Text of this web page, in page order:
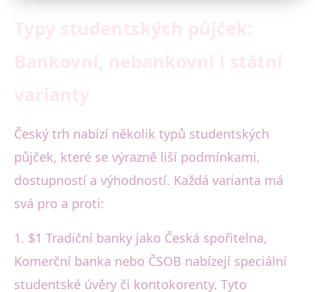
Český trh nabízí několik typů studentských
půjček, které se výrazně liší podmínkami,
dostupností a výhodností. Každá varianta má
svá pro a proti:
1. $1 Tradiční banky jako Česká spořitelna,
Komerční banka nebo ČSOB nabízejí speciální
studentské úvěry či kontokorenty. Tyto